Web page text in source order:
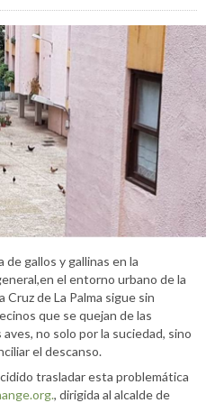
gallos y gallinas en la
el entorno urbano de la
Cruz de La Palma sigue sin
que se quejan de las
no solo por la suciedad, sino
el descanso.
trasladar esta problemática
, dirigida al alcalde de